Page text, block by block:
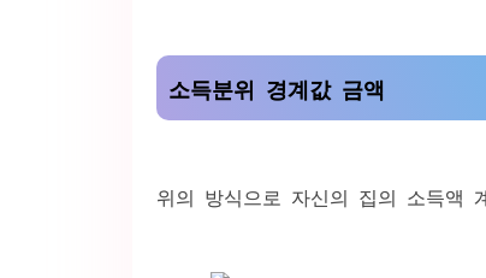
소득분위 경계값 금액
위의 방식으로 자신의 집의 소득액